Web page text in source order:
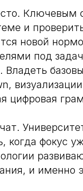
Ключевым
и
новой
под
Владеть
цифровая
фокус
и именно